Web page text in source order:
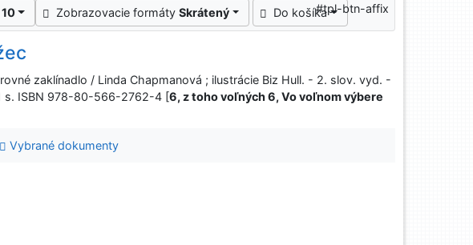
10 Zobrazovacie formáty Skrátený Do košíka#tpl-btn-affix
zaklínadlo / Linda Chapmanová ; ilustrácie Biz Hull. - 2. slov. vyd. -
s. ISBN 978-80-566-2762-4 [6, z toho voľných 6, Vo voľnom výbere
Vybrané dokumenty